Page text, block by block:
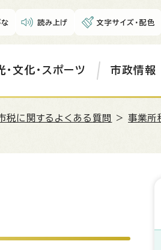
な 読み上げ 文字サイズ・配色
・文化・スポーツ 市政情報
税に関するよくある質問 >事業所